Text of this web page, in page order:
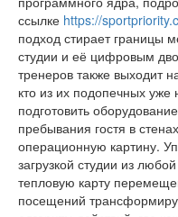
ссылке https://
подход стирает границы
студии и её цифровым
тренеров также выходит
кто из их подопечных уже
подготовить
пребывания гостя в
операционную картину.
загрузкой студии из
тепловую карту
посещений